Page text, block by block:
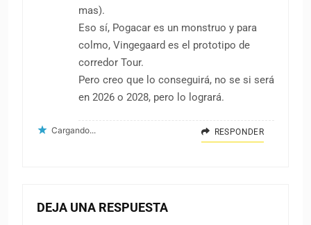
mas).
Eso sí, Pogacar es un monstruo y para
colmo, Vingegaard es el prototipo de
corredor Tour.
Pero creo que lo conseguirá, no se si será
en 2026 o 2028, pero lo logrará.
Cargando... RESPONDER
DEJA UNA RESPUESTA